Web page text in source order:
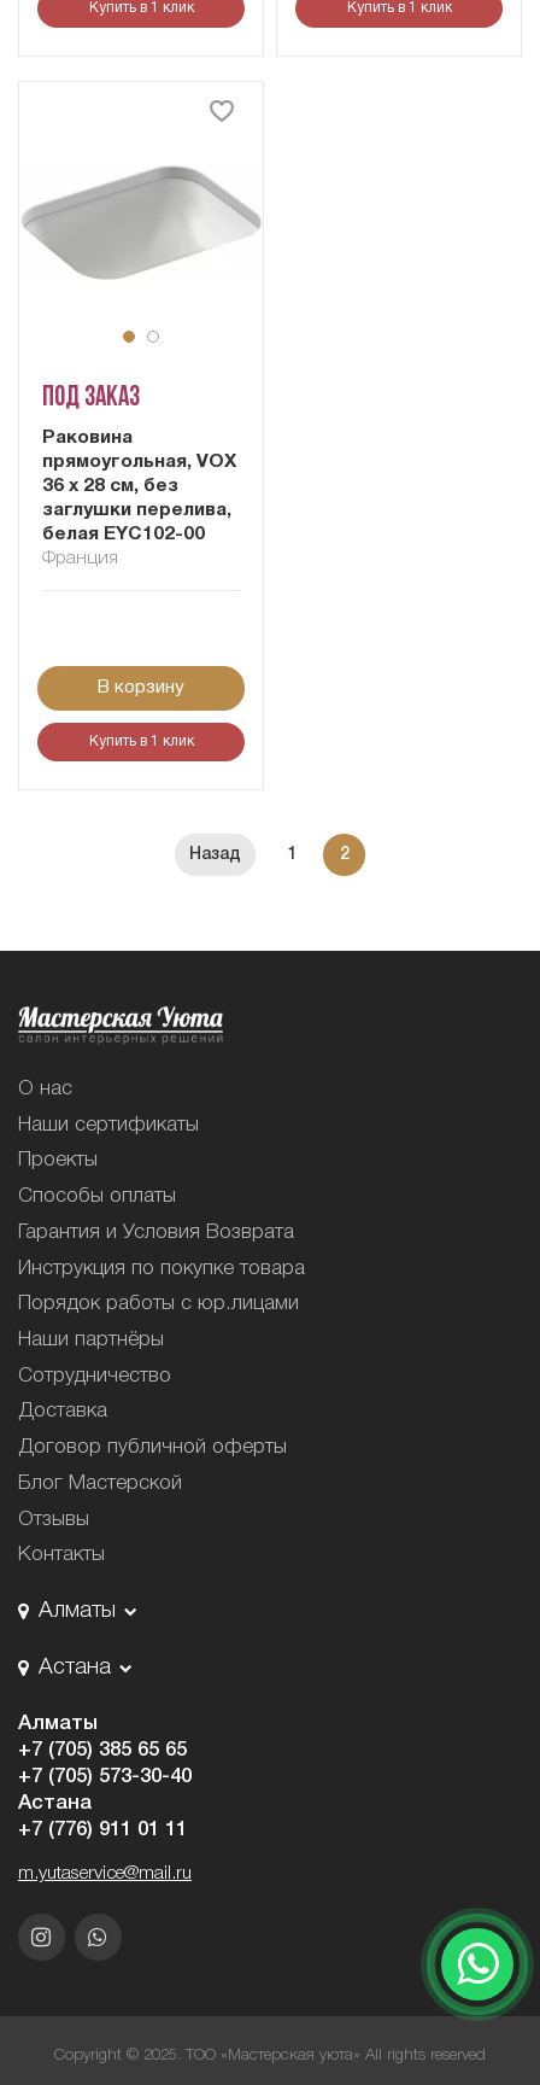
Купить в 1 клик Купить в 1 клик
Под заказ
Раковина
прямоугольная, VOX
36 х 28 см, без
заглушки перелива,
белая EYC102-00
Франция
В корзину
Купить в 1 клик
1 2
О нас
Наши сертификаты
Проекты
Способы оплаты
Гарантия и Условия Возврата
Инструкция по покупке товара
Порядок работы с юр.лицами
Наши партнёры
Сотрудничество
Доставка
Договор публичной оферты
Блог Мастерской
Отзывы
Контакты
Алматы
Астана
Алматы
+7 (705) 385 65 65
+7 (705) 573-30-40
Астана
+7 (776) 911 01 11
m.yutaservice@mail.ru
Copyright © 2025. ТОО «Мастерская уюта» All rights reserved